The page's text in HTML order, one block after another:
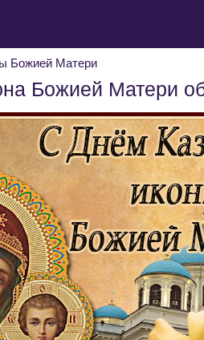
Божией Матери
Божией Матери